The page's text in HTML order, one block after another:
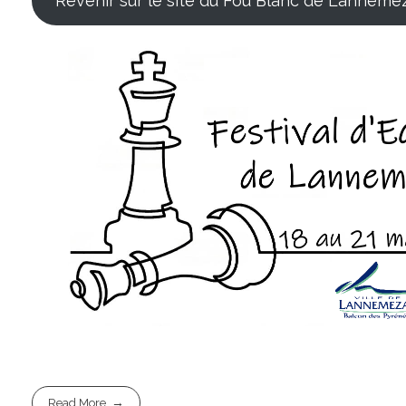
Read More